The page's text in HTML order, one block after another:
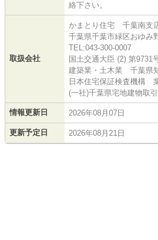
絡下さい。
取扱会社
かまとり住宅 千葉南支
千葉県千葉市緑区おゆみ
TEL:043-300-0007
国土交通大臣 (2) 第9731
建築業・土木業 千葉県
日本住宅保証検査機構
(一社)千葉県宅地建物取
情報更新日 2026年08月07日
更新予定日 2026年08月21日